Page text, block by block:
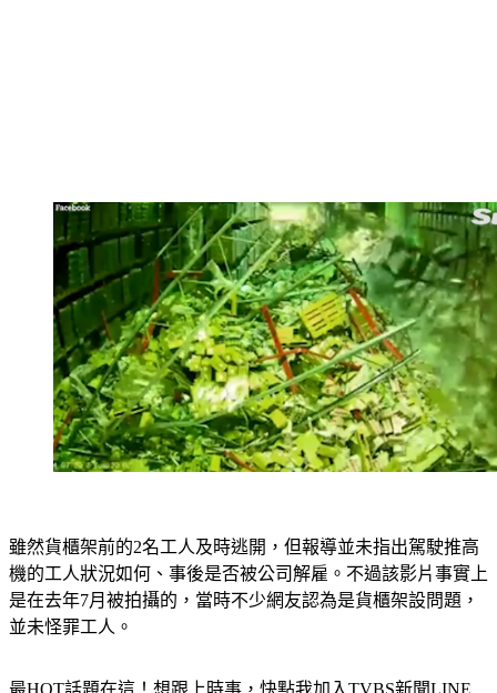
雖然貨櫃架前的2名工人及時逃開，但報導並未指出駕駛推高
機的工人狀況如何、事後是否被公司解雇。不過該影片事實上
是在去年7月被拍攝的，當時不少網友認為是貨櫃架設問題，